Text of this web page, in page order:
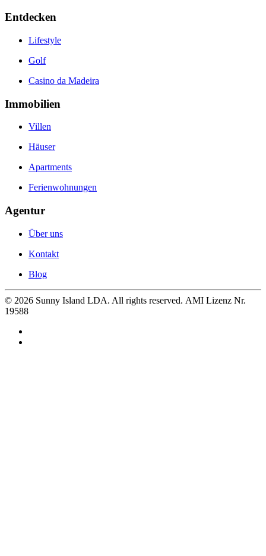
Entdecken
Lifestyle
Golf
Casino da Madeira
Immobilien
Villen
Häuser
Apartments
Ferienwohnungen
Agentur
Über uns
Kontakt
Blog
© 2026 Sunny Island LDA. All rights reserved. AMI Lizenz Nr.
19588